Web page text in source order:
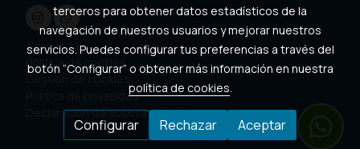
Aviso legal
Política de cookies
Gestión de cookies
Política de privacidad
Declaración de accesibilidad
terceros para obtener datos estadísticos de la
navegación de nuestros usuarios y mejorar nuestros
servicios. Puedes configurar tus preferencias a través del
botón “Configurar” o obtener más información en nuestra
política de cookies.
Configurar Rechazar Aceptar